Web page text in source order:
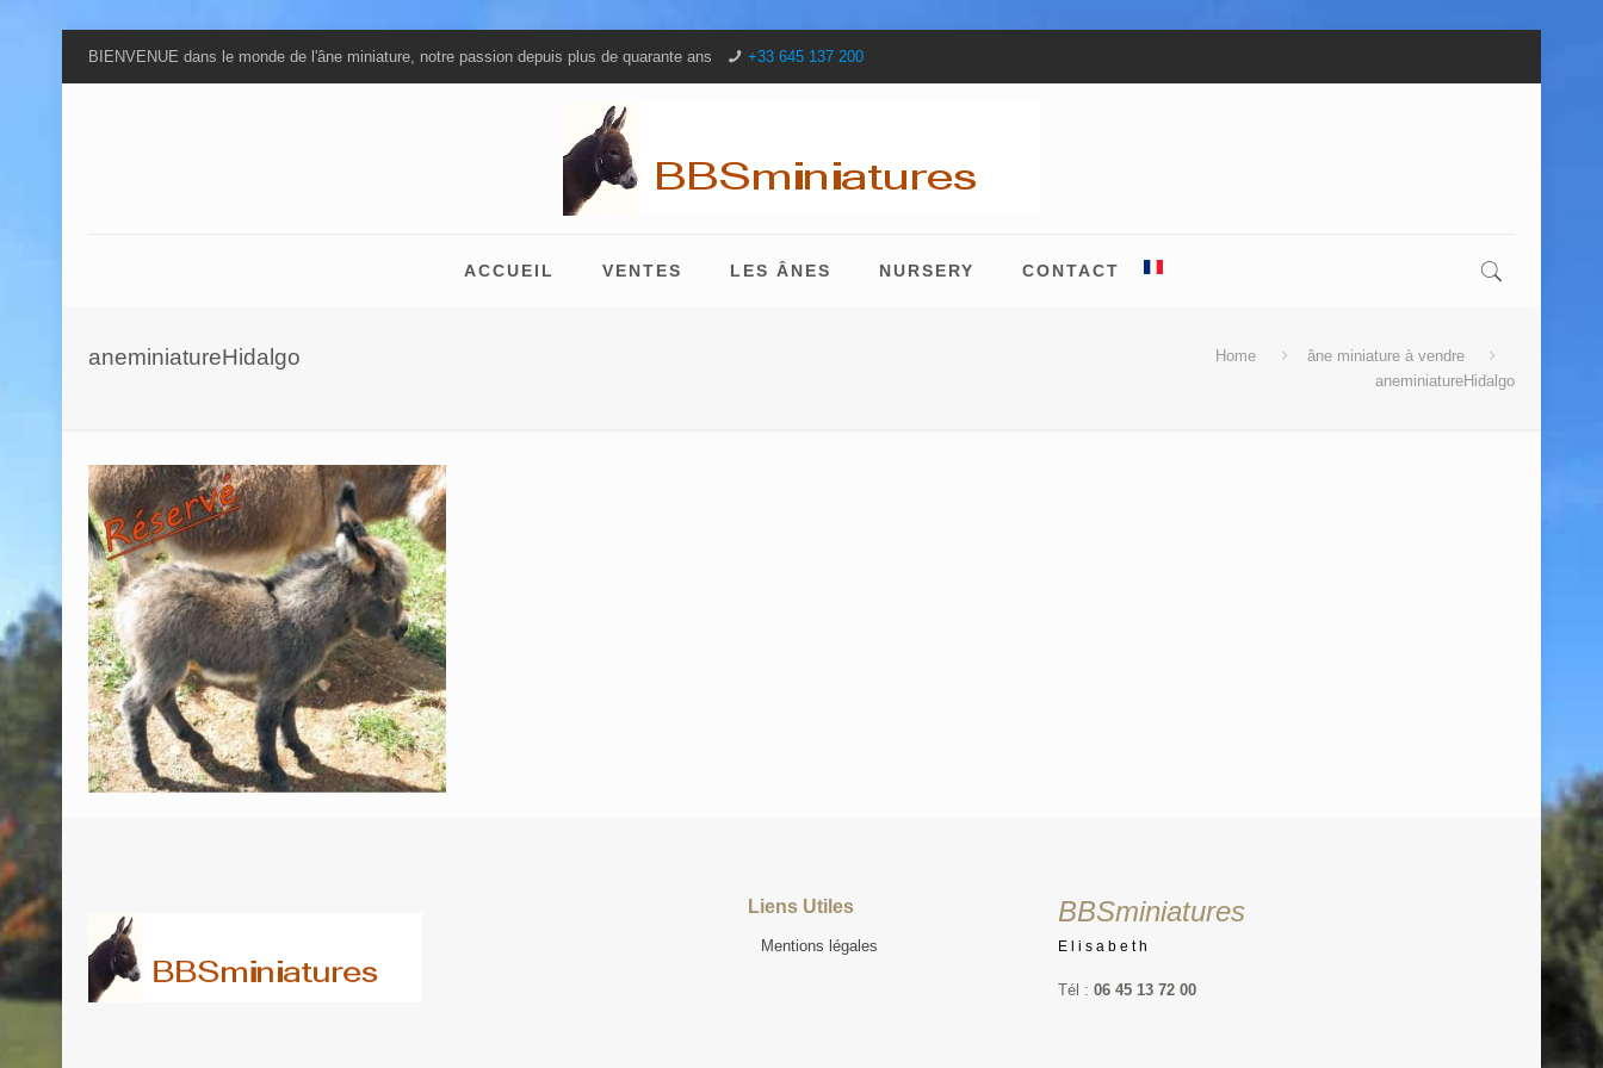
BIENVENUE dans le monde de l'âne miniature, notre passion depuis plus de quarante ans +33 645 137 200
ACCUEIL VENTES LES ÂNES NURSERY CONTACT
aneminiatureHidalgo Home
âne miniature à vendre
aneminiatureHidalgo
Liens Utiles
Mentions légales
BBSminiatures
Elisabeth
Tél :06 45 13 72 00